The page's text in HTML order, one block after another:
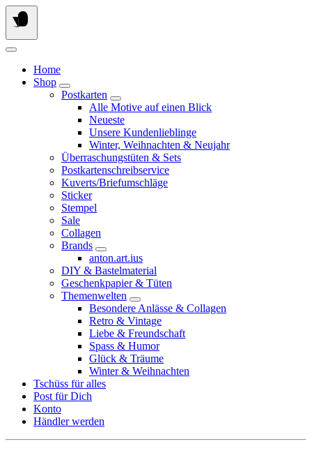
Springe
zum
Inhalt
Home
Shop
Postkarten
Alle Motive auf einen Blick
Neueste
Unsere Kundenlieblinge
Winter, Weihnachten & Neujahr
Überraschungstüten & Sets
Postkartenschreibservice
Kuverts/Briefumschläge
Sticker
Stempel
Sale
Collagen
Brands
anton.art.ius
DIY & Bastelmaterial
Geschenkpapier & Tüten
Themenwelten
Besondere Anlässe & Collagen
Retro & Vintage
Liebe & Freundschaft
Spass & Humor
Glück & Träume
Winter & Weihnachten
Tschüss für alles
Post für Dich
Konto
Händler werden